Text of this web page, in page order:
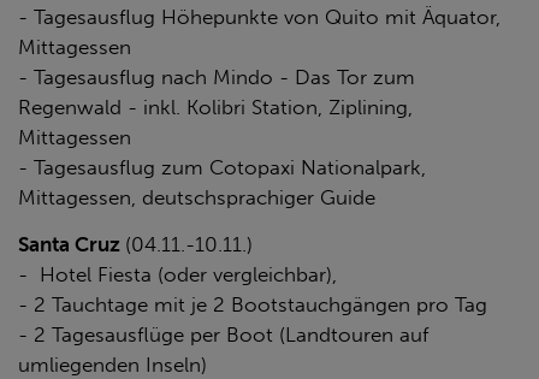
- Tagesausflug Höhepunkte von Quito mit Äquator,
Mittagessen
- Tagesausflug nach Mindo - Das Tor zum
Regenwald - inkl. Kolibri Station, Ziplining,
Mittagessen
- Tagesausflug zum Cotopaxi Nationalpark,
Mittagessen, deutschsprachiger Guide
Santa Cruz (04.11.-10.11.)
- Hotel Fiesta (oder vergleichbar),
- 2 Tauchtage mit je 2 Bootstauchgängen pro Tag
- 2 Tagesausflüge per Boot (Landtouren auf
umliegenden Inseln)